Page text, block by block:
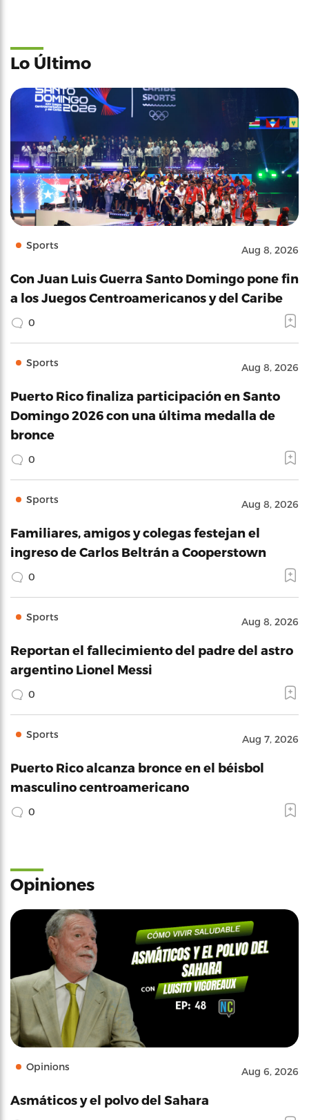
Lo Último
Sports Aug 8, 2026
Con Juan Luis Guerra Santo Domingo pone fin
a los Juegos Centroamericanos y del Caribe
0
Sports Aug 8, 2026
Puerto Rico finaliza participación en Santo
Domingo 2026 con una última medalla de
bronce
0
Sports Aug 8, 2026
Familiares, amigos y colegas festejan el
ingreso de Carlos Beltrán a Cooperstown
0
Sports Aug 8, 2026
Reportan el fallecimiento del padre del astro
argentino Lionel Messi
0
Sports Aug 7, 2026
Puerto Rico alcanza bronce en el béisbol
masculino centroamericano
0
Opiniones
Opinions Aug 6, 2026
Asmáticos y el polvo del Sahara